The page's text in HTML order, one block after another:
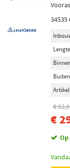
34535
€
€